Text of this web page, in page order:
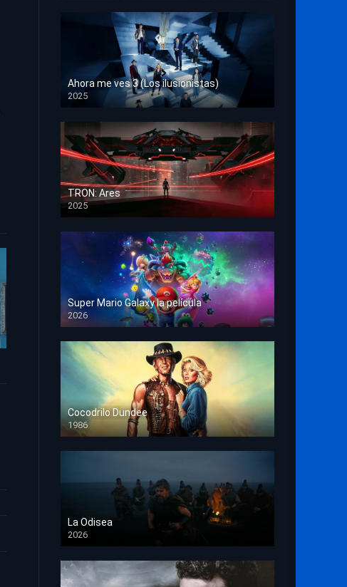
Ahora me ves 3 (Los ilusionistas)
2025
HD 1080p
TRON: Ares
2025
HD 1080p
Super Mario Galaxy la película
2026
HD 1080p
Cocodrilo Dundee
1986
HD 1080p
La Odisea
2026
TS Screener